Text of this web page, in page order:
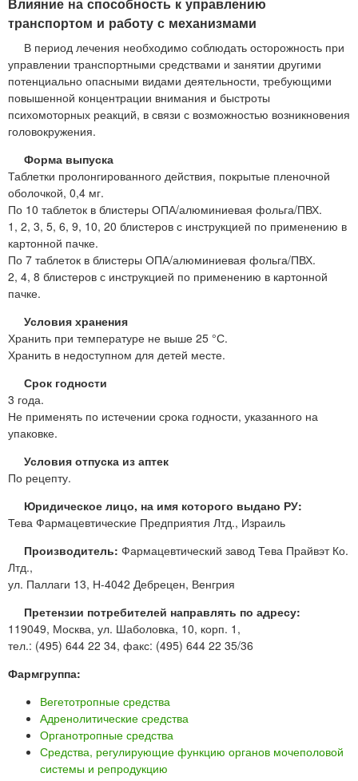
транспортом и работу с механизмами
В период лечения необходимо соблюдать осторожность при
управлении транспортными средствами и занятии другими
потенциально опасными видами деятельности, требующими
повышенной концентрации внимания и быстроты
психомоторных реакций, в связи с возможностью возникновения
головокружения.
Форма выпуска
Таблетки пролонгированного действия, покрытые пленочной
оболочкой, 0,4 мг.
По 10 таблеток в блистеры ОПА/алюминиевая фольга/ПВХ.
1, 2, 3, 5, 6, 9, 10, 20 блистеров с инструкцией по применению в
картонной пачке.
По 7 таблеток в блистеры ОПА/алюминиевая фольга/ПВХ.
2, 4, 8 блистеров с инструкцией по применению в картонной
пачке.
Условия хранения
Хранить при температуре не выше 25 °С.
Хранить в недоступном для детей месте.
Срок годности
3 года.
Не применять по истечении срока годности, указанного на
упаковке.
Условия отпуска из аптек
По рецепту.
Юридическое лицо, на имя которого выдано РУ:
Тева Фармацевтические Предприятия Лтд., Израиль
Производитель: Фармацевтический завод Тева Прайвэт Ко.
Лтд.,
ул. Паллаги 13, Н-4042 Дебрецен, Венгрия
Претензии потребителей направлять по адресу:
119049, Москва, ул. Шаболовка, 10, корп. 1,
тел.: (495) 644 22 34, факс: (495) 644 22 35/36
Фармгруппа:
Вегетотропные средства
Адренолитические средства
Органотропные средства
Средства, регулирующие функцию органов мочеполовой
системы и репродукцию